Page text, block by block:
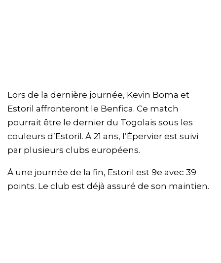
Lors de la dernière journée, Kevin Boma et
Estoril affronteront le Benfica. Ce match
pourrait être le dernier du Togolais sous les
couleurs d’Estoril. À 21 ans, l’Épervier est suivi
par plusieurs clubs européens.
À une journée de la fin, Estoril est 9e avec 39
points. Le club est déjà assuré de son maintien.